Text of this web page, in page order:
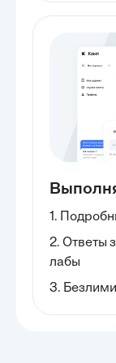
1.
2. Ответы
лабы
3.